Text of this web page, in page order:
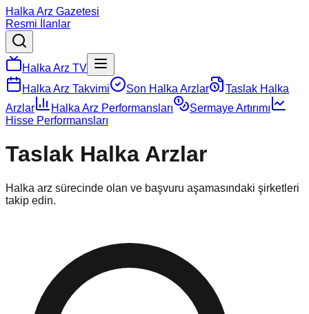
Halka Arz Gazetesi
Resmi İlanlar
Halka Arz TV
Halka Arz Takvimi
Son Halka Arzlar
Taslak Halka
Arzlar
Halka Arz Performansları
Sermaye Artırımı
Hisse Performansları
Taslak Halka Arzlar
Halka arz sürecinde olan ve başvuru aşamasındaki şirketleri
takip edin.